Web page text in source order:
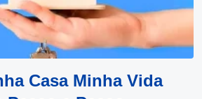
Casa Minha Vida